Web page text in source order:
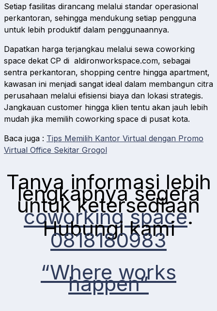
Setiap fasilitas dirancang melalui standar operasional
perkantoran, sehingga mendukung setiap pengguna
untuk lebih produktif dalam penggunaannya.
Dapatkan harga terjangkau melalui sewa coworking
space dekat CP di aldironworkspace.com, sebagai
sentra perkantoran, shopping centre hingga apartment,
kawasan ini menjadi sangat ideal dalam membangun citra
perusahaan melalui efisiensi biaya dan lokasi strategis.
Jangkauan customer hingga klien tentu akan jauh lebih
mudah jika memilih coworking space di pusat kota.
Baca juga : Tips Memilih Kantor Virtual dengan Promo
Virtual Office Sekitar Grogol
Tanya informasi lebih
lengkapnya segera
untuk ketersediaan
coworking space.
Hubungi kami
0818180983
“Where works
happen”